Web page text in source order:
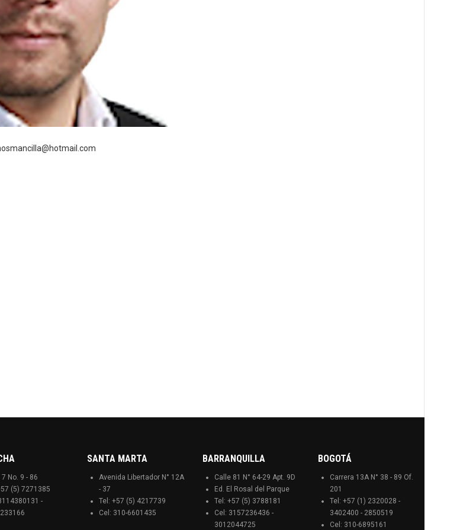
7 No. 9 - 86
(5) 7271385
-
SANTA MARTA
Avenida Libertador N° 12A
- 37
Tel: +57 (5) 4217739
Cel: 310-6601435
BARRANQUILLA
Calle 81 N° 64-29 Apt. 9D
Ed. El Rosal del Parque
Tel: +57 (5) 3788181
Cel: 3157236436 -
3012044725
BOGOTÁ
Carrera 13A N° 38 - 89 Of.
201
Tel: +57 (1) 2320028 -
3402400 - 2850519
Cel: 310-6895161